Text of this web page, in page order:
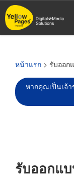
ข้าม
ไป
หน้าแรก > รับออก
หากคุณเป็นเจ้
รับออกแ